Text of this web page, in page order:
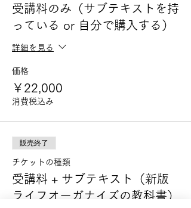
受講料のみ（サブテキストを持
っている or 自分で購入する）
詳細を見る
価格
￥22,000
消費税込み
販売終了
チケットの種類
受講料 + サブテキスト（新版
ライフオーガナイズの教科書）